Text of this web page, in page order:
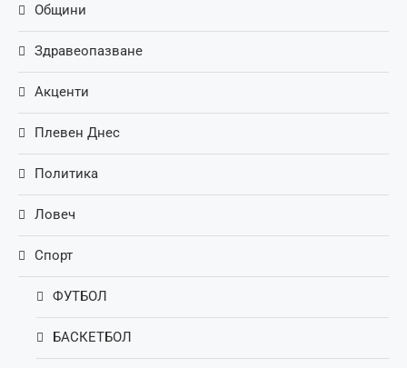
Общини
Здравеопазване
Акценти
Плевен Днес
Политика
Ловеч
Спорт
ФУТБОЛ
БАСКЕТБОЛ